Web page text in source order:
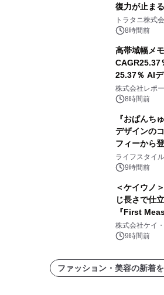
復力が止ま
トラタニ株式
8時間前
高帯域幅メ
CAGR25.37
25.37％ AI
拡大が2035
株式会社レポ
8時間前
『おぱんち
デザインの
フィーから
い、ポップ
ン。
ライフスタイ
9時間前
＜ケイウノ
じ長さで仕
『First
日(金)に発売
株式会社ケイ
9時間前
ファッション・美容の新着